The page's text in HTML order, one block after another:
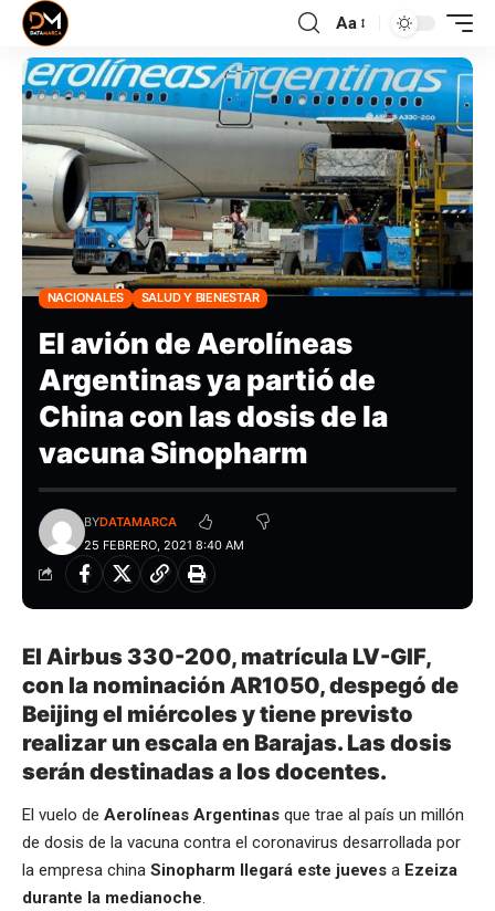
Aa
NACIONALES SALUD Y BIENESTAR
El avión de Aerolíneas
Argentinas ya partió de
China con las dosis de la
vacuna Sinopharm
25 FEBRERO, 2021 8:40 AM
BYDATAMARCA
El Airbus 330-200, matrícula LV-GIF,
con la nominación AR1050, despegó de
Beijing el miércoles y tiene previsto
realizar un escala en Barajas. Las dosis
serán destinadas a los docentes.
El vuelo de Aerolíneas Argentinas que trae al país un millón
de dosis de la vacuna contra el coronavirus desarrollada por
la empresa china Sinopharm llegará este jueves a Ezeiza
durante la medianoche.